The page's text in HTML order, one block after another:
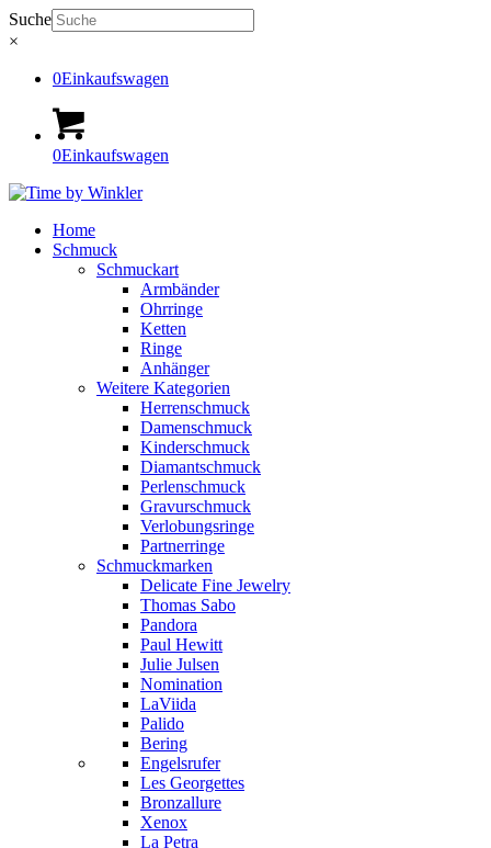
Suche
×
0Einkaufswagen
0Einkaufswagen
Home
Schmuck
Schmuckart
Armbänder
Ohrringe
Ketten
Ringe
Anhänger
Weitere Kategorien
Herrenschmuck
Damenschmuck
Kinderschmuck
Diamantschmuck
Perlenschmuck
Gravurschmuck
Verlobungsringe
Partnerringe
Schmuckmarken
Delicate Fine Jewelry
Thomas Sabo
Pandora
Paul Hewitt
Julie Julsen
Nomination
LaViida
Palido
Bering
Engelsrufer
Les Georgettes
Bronzallure
Xenox
La Petra